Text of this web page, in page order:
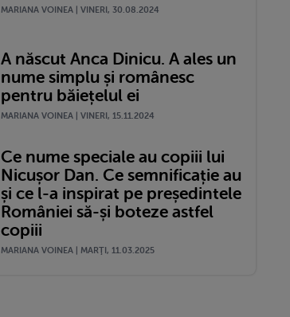
MARIANA VOINEA | VINERI, 30.08.2024
A născut Anca Dinicu. A ales un
nume simplu și românesc
pentru băiețelul ei
MARIANA VOINEA | VINERI, 15.11.2024
Ce nume speciale au copiii lui
Nicușor Dan. Ce semnificație au
și ce l-a inspirat pe președintele
României să-și boteze astfel
copiii
MARIANA VOINEA | MARŢI, 11.03.2025